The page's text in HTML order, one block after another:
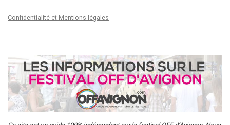
Confidentialité et Mentions légales